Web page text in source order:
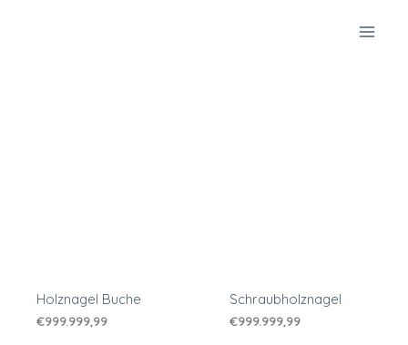
Holznagel Buche
€999.999,99
Schraubholznagel
€999.999,99